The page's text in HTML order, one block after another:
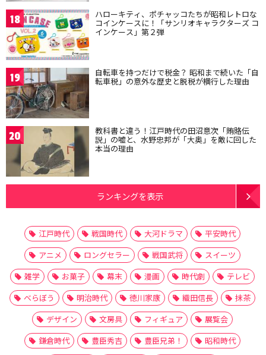
18 ハローキティ、ポチャッコたちが昭和レトロな
コインケースに！「サンリオキャラクターズ コ
インケース」第２弾
19 自転車を持つだけで税金？ 昭和まで続いた「自
転車税」の意外な歴史と脱税が横行した理由
20 教科書と違う！江戸時代の田沼意次「賄賂伝
説」の嘘と、水野忠邦が「大奥」を敵に回した
本当の理由
ランキングを表示
江戸時代 戦国時代 大河ドラマ
平安時代
アニメ
ロングセラー 戦国武将
スイーツ
雑学
お菓子 幕末 漫画 時代劇
テレビ
べらぼう
明治時代 徳川家康 織田信長
抹茶
デザイン
文房具 フィギュア
展覧会
鎌倉時代
豊臣秀吉 豊臣兄弟！
昭和時代